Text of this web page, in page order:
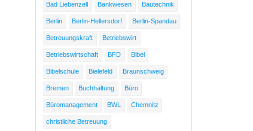
Bad Liebenzell Bankwesen Bautechnik
Berlin Berlin-Hellersdorf Berlin-Spandau
Betreuungskraft Betriebswirt
Betriebswirtschaft BFD Bibel
Bibelschule Bielefeld Braunschweig
Bremen Buchhaltung Büro
Büromanagement BWL Chemnitz
christliche Betreuung